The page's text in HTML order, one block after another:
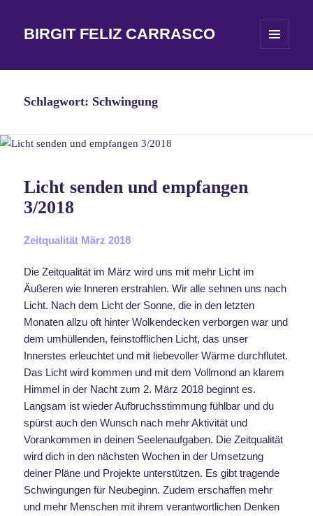
BIRGIT FELIZ CARRASCO
WIDGETS
Schlagwort: Schwingung
Licht senden und empfangen
3/2018
Zeitqualität März 2018
Die Zeitqualität im März wird uns mit mehr Licht im
Äußeren wie Inneren erstrahlen. Wir alle sehnen uns nach
Licht. Nach dem Licht der Sonne, die in den letzten
Monaten allzu oft hinter Wolkendecken verborgen war und
dem umhüllenden, feinstofflichen Licht, das unser
Innerstes erleuchtet und mit liebevoller Wärme durchflutet.
Das Licht wird kommen und mit dem Vollmond an klarem
Himmel in der Nacht zum 2. März 2018 beginnt es.
Langsam ist wieder Aufbruchsstimmung fühlbar und du
spürst auch den Wunsch nach mehr Aktivität und
Vorankommen in deinen Seelenaufgaben. Die Zeitqualität
wird dich in den nächsten Wochen in der Umsetzung
deiner Pläne und Projekte unterstützen. Es gibt tragende
Schwingungen für Neubeginn. Zudem erschaffen mehr
und mehr Menschen mit ihrem verantwortlichen Denken